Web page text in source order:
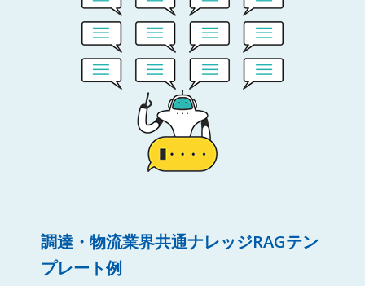
調達・物流業界共通ナレッジRAGテン
プレート例